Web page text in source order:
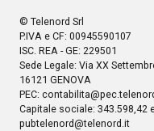
© Telenord Srl
P.IVA e CF: 00945590107
ISC. REA - GE: 229501
Sede Legale: Via XX
16121 GENOVA
PEC:
Capitale sociale: 343.598,42
pubtelenord@telenord.it